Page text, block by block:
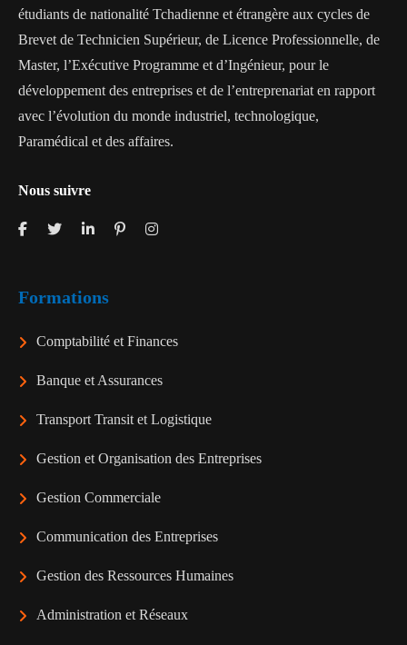
étudiants de nationalité Tchadienne et étrangère aux cycles de
Brevet de Technicien Supérieur, de Licence Professionnelle, de
Master, l’Exécutive Programme et d’Ingénieur, pour le
développement des entreprises et de l’entreprenariat en rapport
avec l’évolution du monde industriel, technologique,
Paramédical et des affaires.
Nous suivre
Formations
Comptabilité et Finances
Banque et Assurances
Transport Transit et Logistique
Gestion et Organisation des Entreprises
Gestion Commerciale
Communication des Entreprises
Gestion des Ressources Humaines
Administration et Réseaux